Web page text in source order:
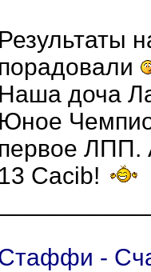
Результаты
порадовали
Наша доча
Юное
первое ЛПП.
13 Cacib!
-